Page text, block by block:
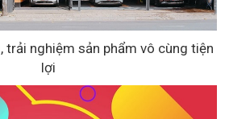
trải nghiệm sản phẩm vô cùng tiện
lợi